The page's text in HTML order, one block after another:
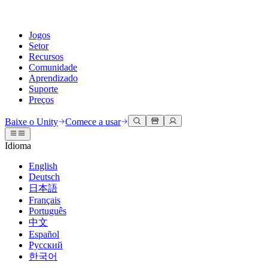
Jogos
Setor
Recursos
Comunidade
Aprendizado
Suporte
Preços
Engine do Unity
Crie jogos 2D e 3D para qualquer plataforma
Colaboração
Colabore e itere rapidamente com sua equipe
Baixe o Unity
Planos e preços
Implante
Multiplataforma
Colaboração 3D
Construa e revise projetos 3D em tempo real
Treinamento imersivo
Treine em ambientes imersivos
Experiências do cliente
Crie experiências interativas em 3D
Setores
Manufatura
Documentação
Ferramentas de desenvolvedor
Versões de lançamento e rastreador de problemas
Roteiro
Revisar recursos futuros
Glossário
Discussões
Eventos
Eventos globais e locais
Histórias da comunidade
Made with Unity
Mostrando criadores do Unity
Unity Learn
Domine habilidades do Unity gratuitamente
Treinamento profissional
Aprimore sua equipe com treinadores do Unity
É iniciante no Unity?
Conceitos básicos
Inicie seu aprendizado
Caminhos Essenciais do Unity
Obter ajuda
Ajudando você a ter sucesso com Unity
Planos de sucesso
Alcance seus objetivos mais rápido com suporte especializado
Perguntas frequentes
Respostas para perguntas comuns
Entre em contato conosco
Conecte-se com nossa equipe
Baixe o Unity Comece a usar
Idioma
English
Deutsch
日本語
Français
Português
中文
Español
Русский
한국어